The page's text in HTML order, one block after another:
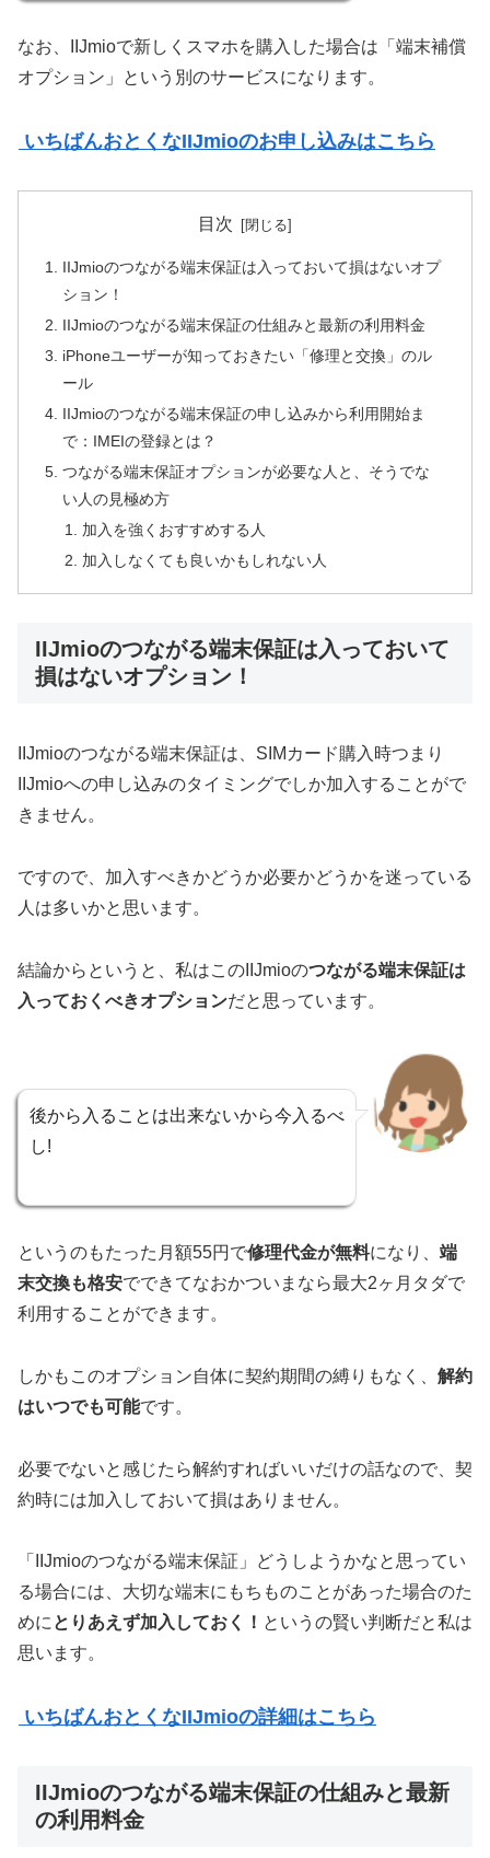
なお、IIJmioで新しくスマホを購入した場合は「端末補償
オプション」という別のサービスになります。
いちばんおとくなIIJmioのお申し込みはこちら
目次
IIJmioのつながる端末保証は入っておいて損はないオプ
ション！
IIJmioのつながる端末保証の仕組みと最新の利用料金
iPhoneユーザーが知っておきたい「修理と交換」のル
ール
IIJmioのつながる端末保証の申し込みから利用開始ま
で：IMEIの登録とは？
つながる端末保証オプションが必要な人と、そうでな
い人の見極め方
加入を強くおすすめする人
加入しなくても良いかもしれない人
IIJmioのつながる端末保証は入っておいて
損はないオプション！
IIJmioのつながる端末保証は、SIMカード購入時つまり
IIJmioへの申し込みのタイミングでしか加入することがで
きません。
ですので、加入すべきかどうか必要かどうかを迷っている
人は多いかと思います。
結論からというと、私はこのIIJmioのつながる端末保証は
入っておくべきオプションだと思っています。
後から入ることは出来ないから今入るべ
し!
というのもたった月額55円で修理代金が無料になり、 端
末交換も格安でできてなおかついまなら最大2ヶ月タダで
利用することができます。
しかもこのオプション自体に契約期間の縛りもなく、 解約
はいつでも可能です。
必要でないと感じたら解約すればいいだけの話なので、契
約時には加入しておいて損はありません。
「IIJmioのつながる端末保証」どうしようかなと思ってい
る場合には、大切な端末にもちものことがあった場合のた
めにとりあえず加入しておく！ というの賢い判断だと私は
思います。
いちばんおとくなIIJmioの詳細はこちら
IIJmioのつながる端末保証の仕組みと最新
の利用料金